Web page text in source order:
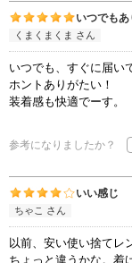
いつでも
くまくまくま さん
いつでも、すぐに届い
ホントありがたい！
装着感も快適でーす。
参考になりましたか？
いい感じ
ちゃこ さん
以前、安い使い捨てレ
ちょっと違うかな。着